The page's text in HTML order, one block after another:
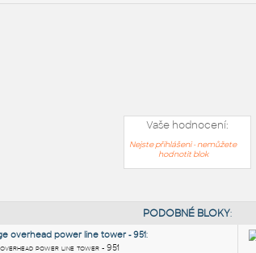
Vaše hodnocení:
Nejste přihlášeni - nemůžete
hodnotit blok